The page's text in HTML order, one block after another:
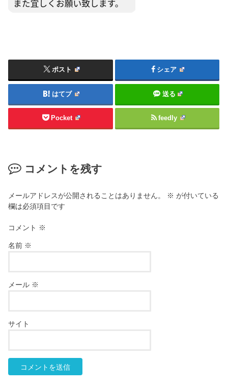
ポスト シェア
はてブ 送る
Pocket feedly
コメントを残す
メールアドレスが公開されることはありません。 ※ が付いている
欄は必須項目です
コメント ※
名前 ※
メール ※
サイト